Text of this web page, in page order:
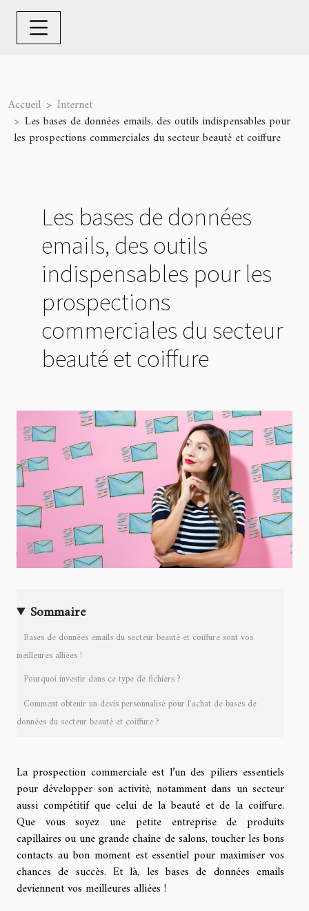
Accueil
Internet
Les bases de données emails, des outils indispensables pour
les prospections commerciales du secteur beauté et coiffure
Les bases de données
emails, des outils
indispensables pour les
prospections
commerciales du secteur
beauté et coiffure
Sommaire
Bases de données emails du secteur beauté et coiffure sont vos
meilleures alliées !
Pourquoi investir dans ce type de fichiers ?
Comment obtenir un devis personnalisé pour l'achat de bases de
données du secteur beauté et coiffure ?
La prospection commerciale est l’un des piliers essentiels
pour développer son activité, notamment dans un secteur
aussi compétitif que celui de la beauté et de la coiffure.
Que vous soyez une petite entreprise de produits
capillaires ou une grande chaîne de salons, toucher les bons
contacts au bon moment est essentiel pour maximiser vos
chances de succès. Et là, les bases de données emails
deviennent vos meilleures alliées !